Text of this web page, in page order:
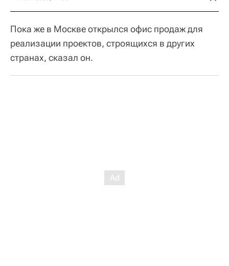
Пока же в Москве открылся офис продаж для
реализации проектов, строящихся в других
странах, сказал он.